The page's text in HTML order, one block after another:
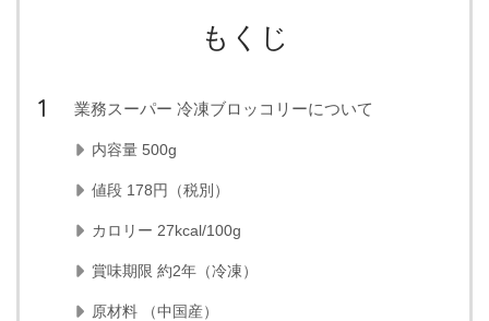
もくじ
業務スーパー 冷凍ブロッコリーについて
内容量 500g
値段 178円（税別）
カロリー 27kcal/100g
賞味期限 約2年（冷凍）
原材料 （中国産）